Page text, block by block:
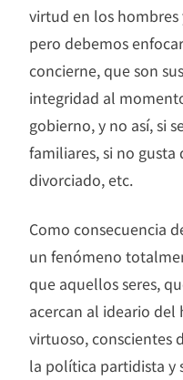
virtud en los
pero debemos
concierne, que son
integridad al
gobierno, y no así, si
familiares, si no gusta
divorciado, etc.
Como consecuencia
un fenómeno
que aquellos seres,
acercan al ideario
virtuoso, conscientes
la política partidista y